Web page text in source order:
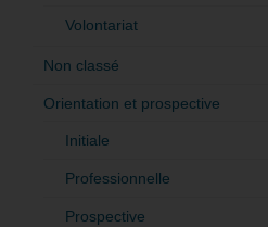
Volontariat
Non classé
Orientation et prospective
Initiale
Professionnelle
Prospective